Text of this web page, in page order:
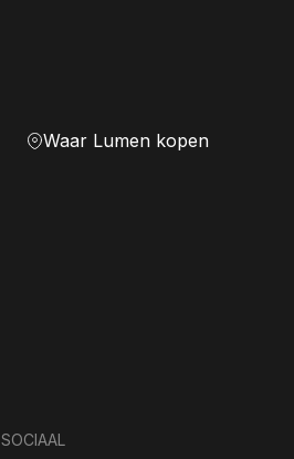
Waar Lumen kopen
SOCIAAL